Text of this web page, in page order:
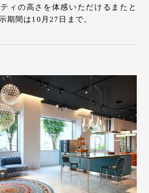
ィの高さを体感いただけるまたと
期間は10月27日まで。